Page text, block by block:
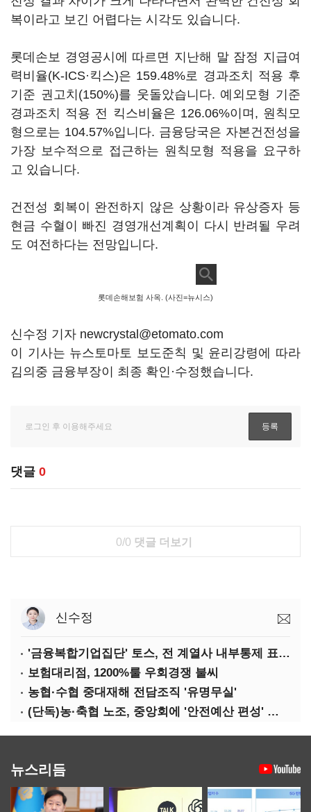
복이라고 보긴 어렵다는 시각도 있습니다.
롯데손보 경영공시에 따르면 지난해 말 잠정 지급여
력비율(K-ICS·킥스)은 159.48%로 경과조치 적용 후
기준 권고치(150%)를 웃돌았습니다. 예외모형 기준
경과조치 적용 전 킥스비율은 126.06%이며, 원칙모
형으로는 104.57%입니다. 금융당국은 자본건전성을
가장 보수적으로 접근하는 원칙모형 적용을 요구하
고 있습니다.
건전성 회복이 완전하지 않은 상황이라 유상증자 등
현금 수혈이 빠진 경영개선계획이 다시 반려될 우려
도 여전하다는 전망입니다.
롯데손해보험 사옥. (사진=뉴시스)
신수정 기자 newcrystal@etomato.com
이 기사는 뉴스토마토 보도준칙 및 윤리강령에 따라
김의중 금융부장이 최종 확인·수정했습니다.
댓글 0
0/0 댓글 더보기
신수정
'금융복합기업집단' 토스, 전 계열사 내부통제 표준화
보험대리점, 1200%룰 우회경쟁 불씨
농협·수협 중대재해 전담조직 '유명무실'
(단독)농·축협 노조, 중앙회에 '안전예산 편성' 요구
뉴스리듬